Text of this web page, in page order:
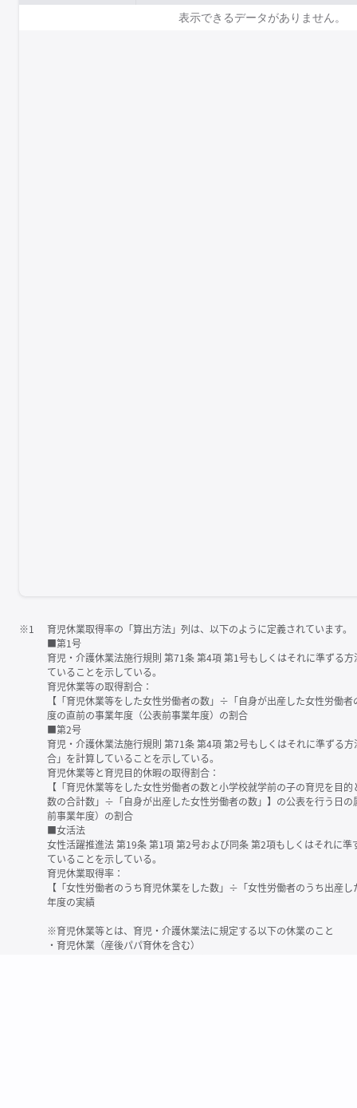
表示できるデータがありません。
※1
育児休業取得率の「算出方法」列は、以下のように定義されています。
■第1号
育児・介護休業法施行規則 第71条 第4項 第1号もしくはそれに準ずる
ていることを示している。
育児休業等の取得割合：
【「育児休業等をした女性労働者の数」÷「自身が出産した女性労働
度の直前の事業年度（公表前事業年度）の割合
■第2号
育児・介護休業法施行規則 第71条 第4項 第2号もしくはそれに準ずる
合」を計算していることを示している。
育児休業等と育児目的休暇の取得割合：
【「育児休業等をした女性労働者の数と小学校就学前の子の育児を目
数の合計数」÷「自身が出産した女性労働者の数」】の公表を行う日
前事業年度）の割合
■女活法
女性活躍推進法 第19条 第1項 第2号および同条 第2項もしくはそれに
ていることを示している。
育児休業取得率：
【「女性労働者のうち育児休業をした数」÷「女性労働者のうち出産
年度の実績
※育児休業等とは、育児・介護休業法に規定する以下の休業のこと
・育児休業（産後パパ育休を含む）